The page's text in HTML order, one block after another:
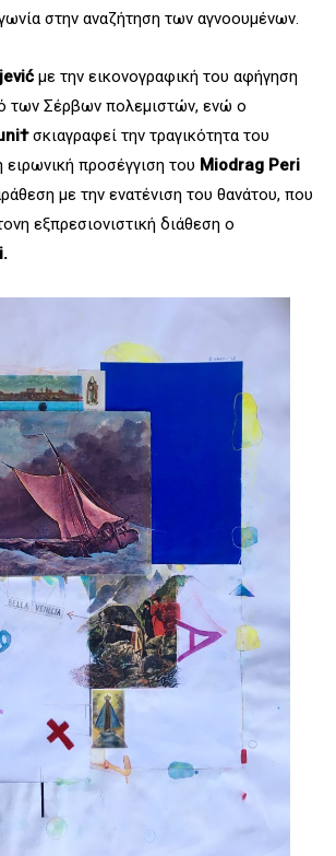
στην αναζήτηση των αγνοουμένων.
με την εικονογραφική του αφήγηση
των Σέρβων πολεμιστών, ενώ ο
†σκιαγραφεί την τραγικότητα του
προσέγγιση του Miodrag Periҫ
με την ενατένιση του θανάτου, που
εξπρεσιονιστική διάθεση ο
.